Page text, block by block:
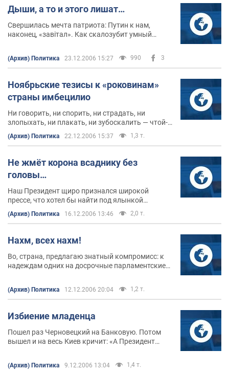
Дыши, а то и этого лишат…
Свершилась мечта патриота: Путин к нам,
наконец, «завітал». Как скалозубит умный
дороги, осчастливил страну без царя, где тоже
две беды. И обе — дураки.
(Архив) Политика 23.12.2006 15:27 990 3
Ноябрьские тезисы к «роковинам»
страны имбецилио
Ни говорить, ни спорить, ни страдать, ни
злопыхать, ни плакать, ни зубоскалить — чтой-
то ничего не хочется в этот День Свободы.
(Архив) Политика 22.12.2006 15:37 1,3 т.
Не жмёт корона всаднику без
головы…
Наш Президент щиро признался широкой
прессе, что хотел бы найти под ялынкой
(Архив) Политика 16.12.2006 13:46 2,0 т.
Нахм, всех нахм!
Во, страна, предлагаю знатный компромисс: к
надеждам одних на досрочные парламентские
(Архив) Политика 12.12.2006 20:04 1,2 т.
Избиение младенца
Пошел раз Черновецкий на Банковую. Потом
вышел и на весь Киев кричит: «А Президент
(Архив) Политика 9.12.2006 13:04 1,4 т.